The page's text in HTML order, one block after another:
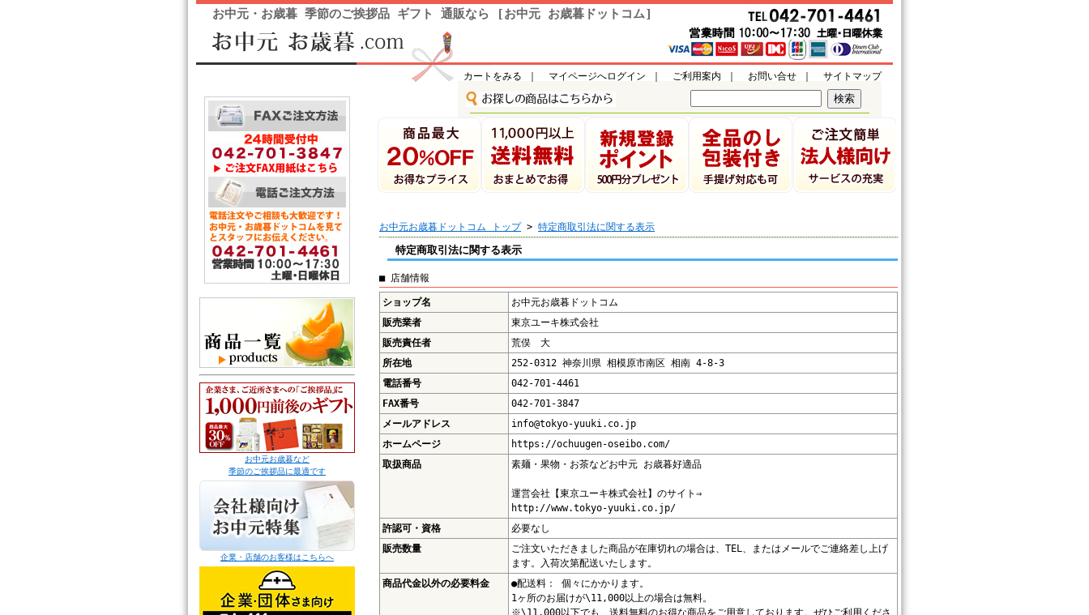
お中元・お歳暮 季節のご挨拶品 ギフト 通販なら [お中元 お歳暮ドットコム]
カートをみる マイページへログイン ご利用案内 お問い合せ サイトマップ
お中元お歳暮など
季節のご挨拶品に最適です
企業・店舗のお客様はこちらへ
お中元お歳暮ドットコム トップ> 特定商取引法に関する表示
特定商取引法に関する表示
■ 店舗情報
ショップ名
お中元お歳暮ドットコム
販売業者
東京ユーキ株式会社
販売責任者
荒俣 大
所在地
252-0312 神奈川県 相模原市南区 相南 4-8-3
電話番号
042-701-4461
FAX番号
042-701-3847
メールアドレス
info@tokyo-yuuki.co.jp
ホームページ
https://ochuugen-oseibo.com/
取扱商品
素麺・果物・お茶などお中元 お歳暮好適品
運営会社【東京ユーキ株式会社】のサイト⇒
http://www.tokyo-yuuki.co.jp/
許認可・資格
必要なし
販売数量
ご注文いただきました商品が在庫切れの場合は、TEL、またはメールでご連絡差し上げ
ます。入荷次第配送いたします。
商品代金以外の必要料金
●配送料： 個々にかかります。
1ヶ所のお届けが\11,000以上の場合は無料。
※\11,000以下でも、送料無料のお得な商品をご用意しております。ぜひご利用くださ